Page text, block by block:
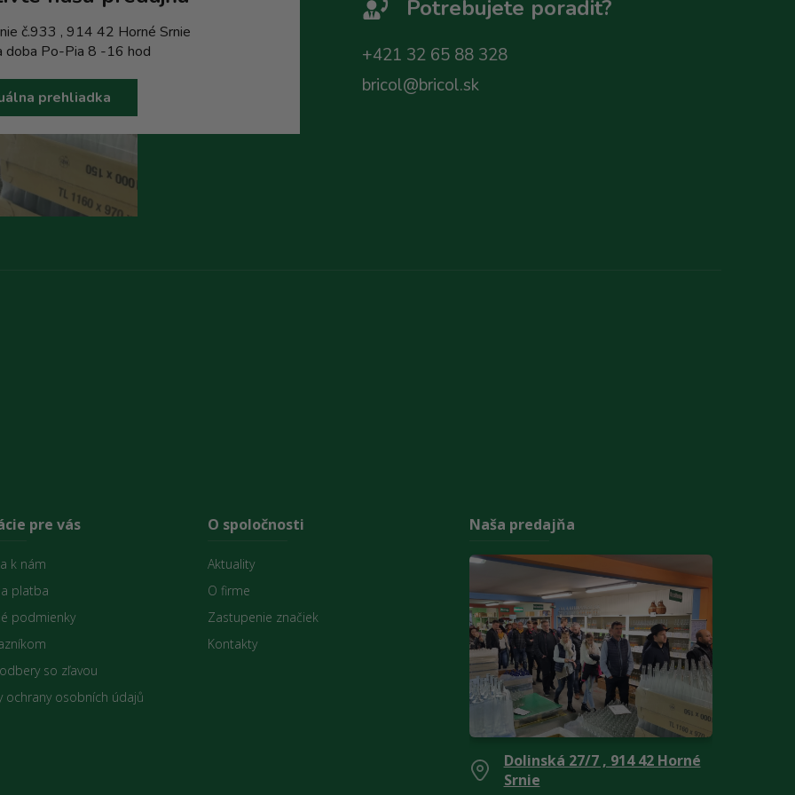
č.933 , 914 42 Horné Srnie
doba Po-Pia 8 -16 hod
prehliadka
Potrebujete poradit?
+421 32 65 88 328
bricol@bricol.sk
pre vás
k nám
platba
podmienky
so zľavou
ochrany osobních údajů
O spoločnosti
Aktuality
O firme
Zastupenie značiek
Kontakty
Naša predajňa
Dolinská 27/7 , 914 42 Horné
Srnie